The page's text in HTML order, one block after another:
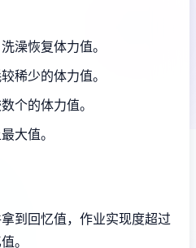
澡恢复体力值。
稀少的体力值。
个的体力值。
大值。
到回忆值，作业实现度超过
。